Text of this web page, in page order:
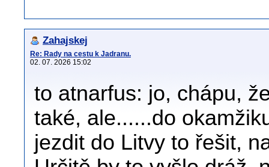
Zahajskej
Re: Rady na cestu k Jadranu.
02. 07. 2026 15:02
to atnarfus: jo, chápu,
také, ale......do
jezdit do Litvy to řešit,